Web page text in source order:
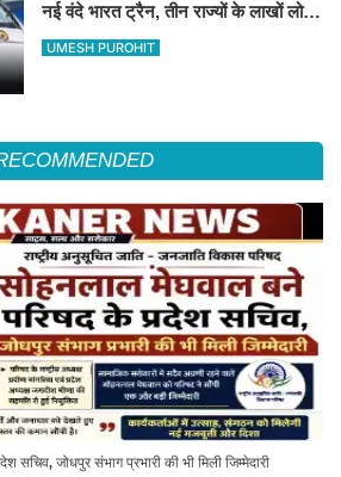
नई वंदे भारत ट्रैन, तीन राज्यों के लाखों लोगों
का सफर होगा आसान, देखें पूरा रूटमैप
UMESH PUROHIT
जोधपुर संभाग प्रभारी की भी मिली जिम्मेदारी